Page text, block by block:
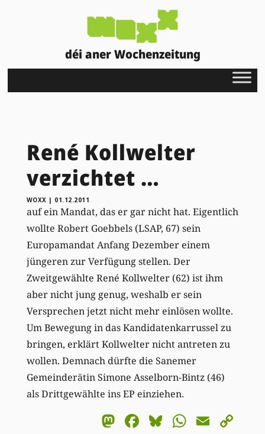
déi aner Wochenzeitung
René Kollwelter
verzichtet …
WOXX | 01.12.2011
auf ein Mandat, das er gar nicht hat. Eigentlich
wollte Robert Goebbels (LSAP, 67) sein
Europamandat Anfang Dezember einem
jüngeren zur Verfügung stellen. Der
Zweitgewählte René Kollwelter (62) ist ihm
aber nicht jung genug, weshalb er sein
Versprechen jetzt nicht mehr einlösen wollte.
Um Bewegung in das Kandidatenkarrussel zu
bringen, erklärt Kollwelter nicht antreten zu
wollen. Demnach dürfte die Sanemer
Gemeinderätin Simone Asselborn-Bintz (46)
als Drittgewählte ins EP einziehen.
Mastodon
Facebook
BlueskyEmail